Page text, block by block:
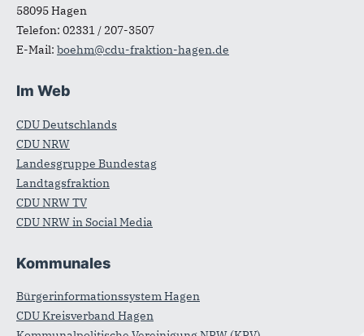
58095Hagen
Telefon: 02331 / 207-3507
E-Mail: boehm@cdu-fraktion-hagen.de
Im Web
CDU Deutschlands
CDU NRW
Landesgruppe Bundestag
Landtagsfraktion
CDU NRW TV
CDU NRW in Social Media
Kommunales
Bürgerinformationssystem Hagen
CDU Kreisverband Hagen